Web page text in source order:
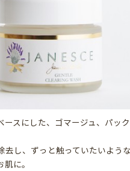
ースにした、ゴマージュ、パッ
去し、ずっと触っていたいよう
に。